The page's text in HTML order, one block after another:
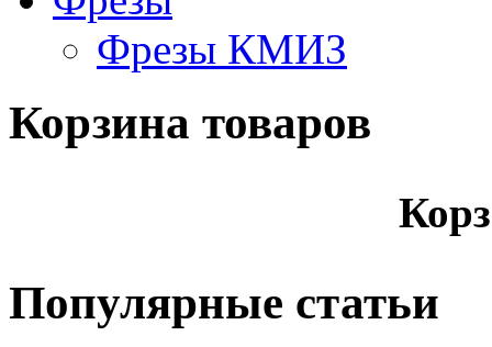
Фрезы КМИЗ
Корзина товаров
Популярные статьи